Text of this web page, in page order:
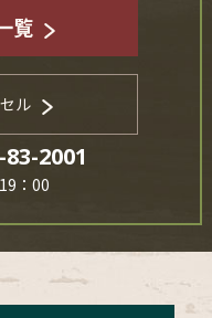
覧
ル
2001
：00